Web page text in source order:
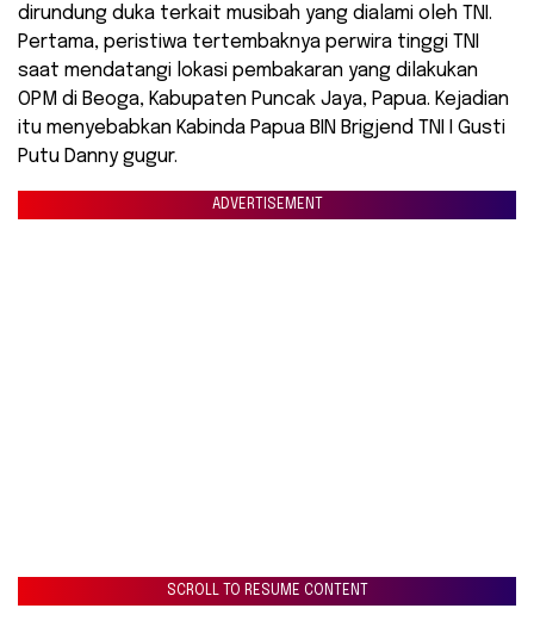
dirundung duka terkait musibah yang dialami oleh TNI.
Pertama, peristiwa tertembaknya perwira tinggi TNI
saat mendatangi lokasi pembakaran yang dilakukan
OPM di Beoga, Kabupaten Puncak Jaya, Papua. Kejadian
itu menyebabkan Kabinda Papua BIN Brigjend TNI I Gusti
Putu Danny gugur.
ADVERTISEMENT
SCROLL TO RESUME CONTENT